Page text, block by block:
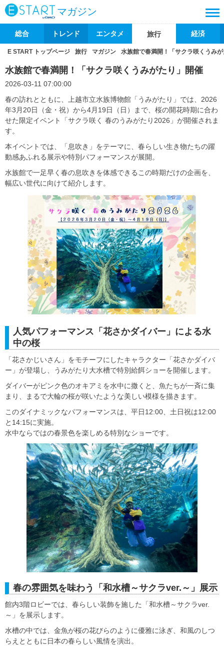
マガジン
総合 トレンド エンタメ 旅行 経済
E START トップページ 旅行 マガジン 水族館で春満開！「サクラ咲くうみ
水族館で春満開！「サクラ咲くうみがたり」開催
2026-03-11 07:00:00
春の訪れとともに、上越市立水族博物館「うみがたり」では、2026
年3月20日（金・祝）から4月19日（日）まで、桜の開花時期に合わ
せた限定イベント「サクラ咲く 春のうみがたり2026」が開催されま
す。
本イベントでは、「息吹き」をテーマに、春らしい生き物たちの躍
動感あふれる展示や特別パフォーマンスが展開。
水族館で一足早く春の息吹きを体感できるこの時期だけの企画を、
幅広い世代に向けて紹介します。
人気パフォーマンス「花さかダイバー」による水
中の桜
「花さかじいさん」をモチーフにしたキャラクター「花さかダイバ
ー」が登場し、うみがたり大水槽で特別給餌ショーを開催します。
ダイバーがピンク色のオキアミを水中に撒くと、魚たちが一斉に集
まり、まるで大輪の桜が咲いたような美しい模様を描きます。
このダイナミックなパフォーマンスは、平日12:00、土日祝は12:00
と14:15に実施。
水中ならではの春景色を楽しめる特別なショーです。
春の雰囲気を味わう「和水槽～サクラver.～」展示
館内3階ロビーでは、春らしい装飾を施した「和水槽～サクラver.
～」を展示します。
水槽の中では、金魚が桜の花びらのように優雅に泳ぎ、和風のしつ
らえとともに日本の春らしい風情を演出。